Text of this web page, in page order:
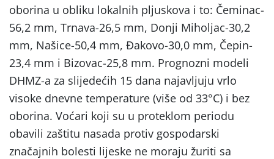
oborina u obliku lokalnih pljuskova i to: Čeminac-
56,2 mm, Trnava-26,5 mm, Donji Miholjac-30,2
mm, Našice-50,4 mm, Đakovo-30,0 mm, Čepin-
23,4 mm i Bizovac-25,8 mm. Prognozni modeli
DHMZ-a za slijedećih 15 dana najavljuju vrlo
visoke dnevne temperature (više od 33°C) i bez
oborina. Voćari koji su u proteklom periodu
obavili zaštitu nasada protiv gospodarski
značajnih bolesti lijeske ne moraju žuriti sa